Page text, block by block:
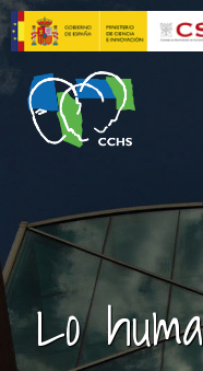
Pasar
al
contenido
principal
Lo